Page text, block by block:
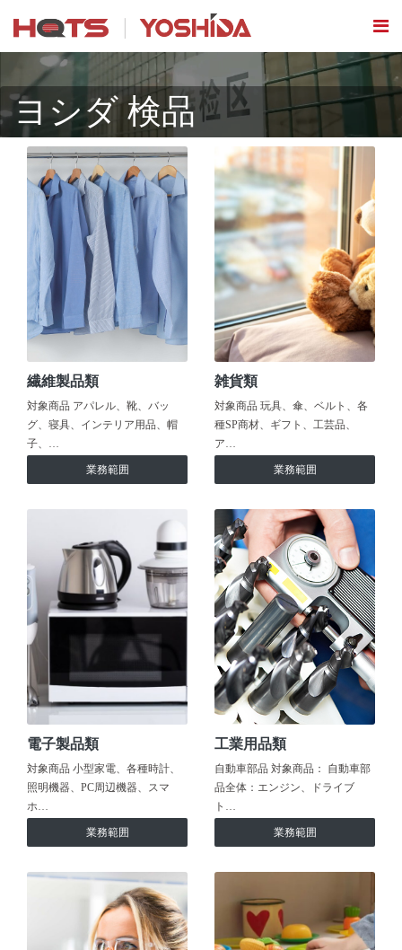
ヨシダ 検品
繊維製品類
対象商品 アパレル、靴、バッ
グ、寝具、インテリア用品、帽
子、…
業務範囲
雑貨類
対象商品 玩具、傘、ベルト、各
種SP商材、ギフト、工芸品、
ア…
業務範囲
電子製品類
対象商品 小型家電、各種時計、
照明機器、PC周辺機器、スマ
ホ…
業務範囲
工業用品類
自動車部品 対象商品： 自動車部
品全体：エンジン、ドライブ
ト…
業務範囲